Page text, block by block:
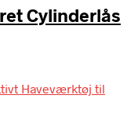
Cylinderlås